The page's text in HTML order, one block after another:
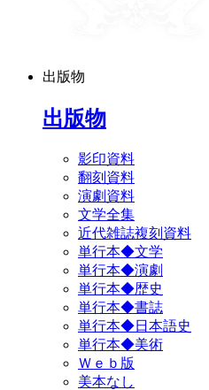
出版物
出版物
影印資料
翻刻資料
演劇資料
文学全集
近代雑誌複刻資料
単行本◆文学
単行本◆演劇
単行本◆歴史
単行本◆書誌
単行本◆日本語史
単行本◆美術
Ｗｅｂ版
美本なし